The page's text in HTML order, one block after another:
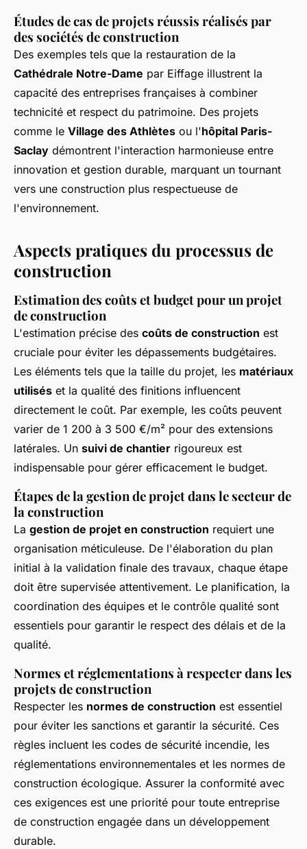
Études de cas de projets réussis réalisés par
des sociétés de construction
Des exemples tels que la restauration de la
Cathédrale Notre-Dame par Eiffage illustrent la
capacité des entreprises françaises à combiner
technicité et respect du patrimoine. Des projets
comme le Village des Athlètes ou l'hôpital Paris-
Saclay démontrent l'interaction harmonieuse entre
innovation et gestion durable, marquant un tournant
vers une construction plus respectueuse de
l'environnement.
Aspects pratiques du processus de
construction
Estimation des coûts et budget pour un projet
de construction
L'estimation précise des coûts de construction est
cruciale pour éviter les dépassements budgétaires.
Les éléments tels que la taille du projet, les matériaux
utilisés et la qualité des finitions influencent
directement le coût. Par exemple, les coûts peuvent
varier de 1 200 à 3 500 €/m² pour des extensions
latérales. Un suivi de chantier rigoureux est
indispensable pour gérer efficacement le budget.
Étapes de la gestion de projet dans le secteur de
la construction
La gestion de projet en construction requiert une
organisation méticuleuse. De l'élaboration du plan
initial à la validation finale des travaux, chaque étape
doit être supervisée attentivement. Le planification, la
coordination des équipes et le contrôle qualité sont
essentiels pour garantir le respect des délais et de la
qualité.
Normes et réglementations à respecter dans les
projets de construction
Respecter les normes de construction est essentiel
pour éviter les sanctions et garantir la sécurité. Ces
règles incluent les codes de sécurité incendie, les
réglementations environnementales et les normes de
construction écologique. Assurer la conformité avec
ces exigences est une priorité pour toute entreprise
de construction engagée dans un développement
durable.